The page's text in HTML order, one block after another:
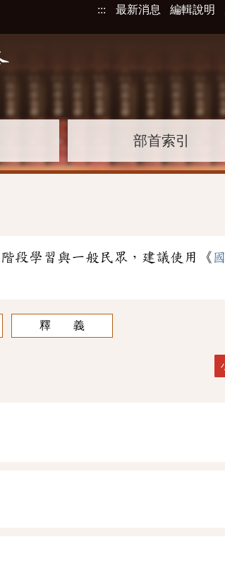
::: 最新消息 編輯說明
部首索引
階段學習與一般民眾，建議使用《
釋 義